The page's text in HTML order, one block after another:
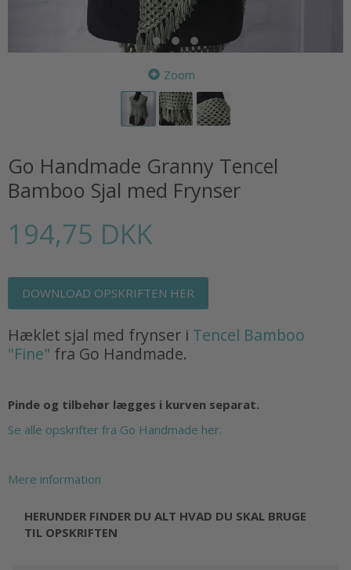
Zoom
Go Handmade Granny Tencel
Bamboo Sjal med Frynser
194,75 DKK
DOWNLOAD OPSKRIFTEN HER
Hæklet sjal med frynser i Tencel Bamboo
"Fine" fra Go Handmade.
Pinde og tilbehør lægges i kurven separat.
Se alle opskrifter fra Go Handmade her.
Mere information
HERUNDER FINDER DU ALT HVAD DU SKAL BRUGE
TIL OPSKRIFTEN